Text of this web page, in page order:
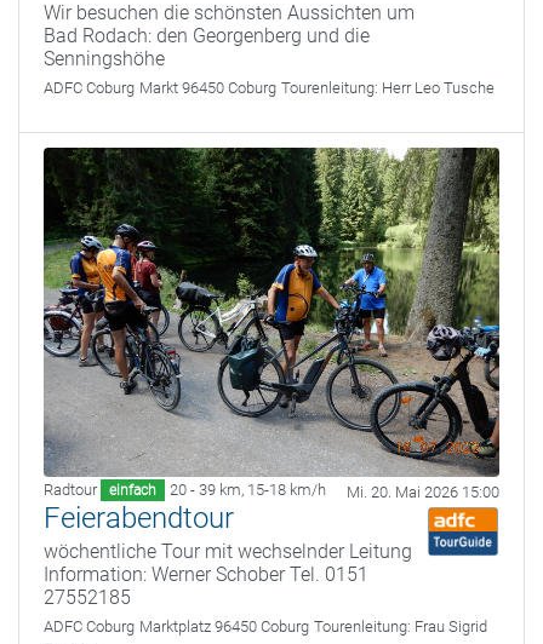
Wir besuchen die schönsten Aussichten um
Bad Rodach: den Georgenberg und die
Senningshöhe
ADFC Coburg Markt 96450 Coburg Tourenleitung: Herr Leo Tusche
Radtour einfach 20 - 39 km, 15-18 km/h Mi. 20. Mai 2026 15:00
Feierabendtour
wöchentliche Tour mit wechselnder Leitung
Information: Werner Schober Tel. 0151
27552185
ADFC Coburg Marktplatz 96450 Coburg Tourenleitung: Frau Sigrid